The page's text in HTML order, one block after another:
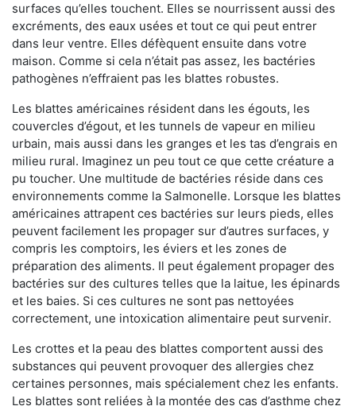
surfaces qu’elles touchent. Elles se nourrissent aussi des
excréments, des eaux usées et tout ce qui peut entrer
dans leur ventre. Elles défèquent ensuite dans votre
maison. Comme si cela n’était pas assez, les bactéries
pathogènes n’effraient pas les blattes robustes.
Les blattes américaines résident dans les égouts, les
couvercles d’égout, et les tunnels de vapeur en milieu
urbain, mais aussi dans les granges et les tas d’engrais en
milieu rural. Imaginez un peu tout ce que cette créature a
pu toucher. Une multitude de bactéries réside dans ces
environnements comme la Salmonelle. Lorsque les blattes
américaines attrapent ces bactéries sur leurs pieds, elles
peuvent facilement les propager sur d’autres surfaces, y
compris les comptoirs, les éviers et les zones de
préparation des aliments. Il peut également propager des
bactéries sur des cultures telles que la laitue, les épinards
et les baies. Si ces cultures ne sont pas nettoyées
correctement, une intoxication alimentaire peut survenir.
Les crottes et la peau des blattes comportent aussi des
substances qui peuvent provoquer des allergies chez
certaines personnes, mais spécialement chez les enfants.
Les blattes sont reliées à la montée des cas d’asthme chez